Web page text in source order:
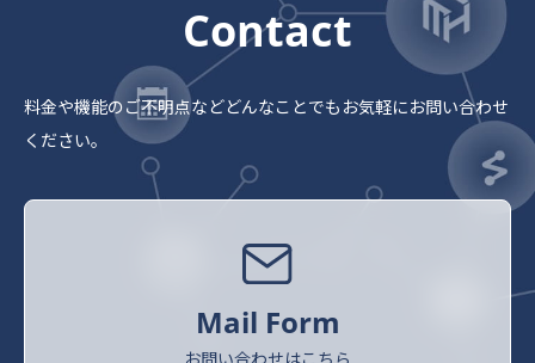
Contact
料金や機能のご不明点などどんなことでもお気軽にお問い合わせ
ください。
Mail Form
お問い合わせはこちら